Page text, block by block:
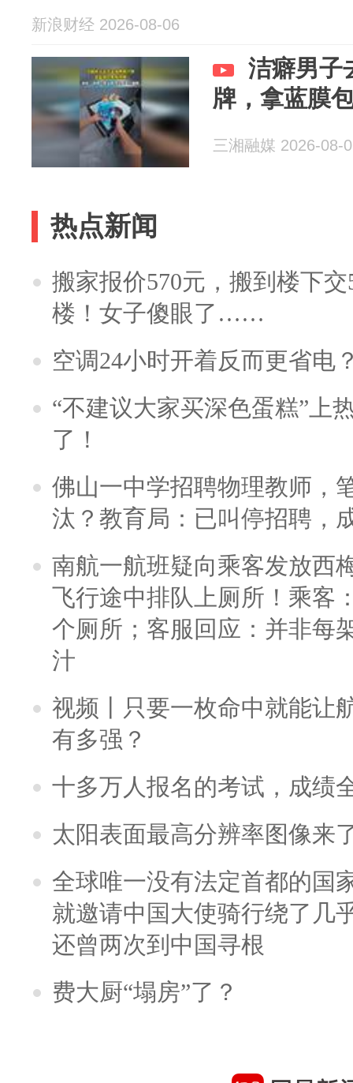
新浪财经 2026-08-06
洁癖男子
牌，拿蓝膜
三湘融媒 2026-08-
热点新闻
搬家报价570元，搬到楼下
楼！女子傻眼了……
空调24小时开着反而更省电
“不建议大家买深色蛋糕”上
了！
佛山一中学招聘物理教师，
汰？教育局：已叫停招聘，
南航一航班疑向乘客发放西
飞行途中排队上厕所！乘客
个厕所；客服回应：并非每
汁
视频丨只要一枚命中就能让
有多强？
十多万人报名的考试，成绩
太阳表面最高分辨率图像来
全球唯一没有法定首都的国
就邀请中国大使骑行绕了几
还曾两次到中国寻根
费大厨“塌房”了？